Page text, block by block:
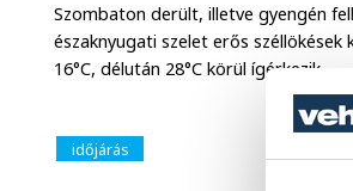
Szombaton derült, illetve gyengén
északnyugati szelet erős
16°C, délután 28°C körül ígérkezik.
időjárás